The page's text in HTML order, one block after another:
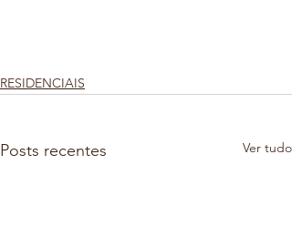
RESIDENCIAIS
Posts recentes Ver tudo